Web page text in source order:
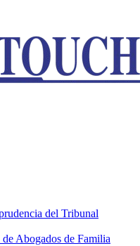
del Tribunal
Abogados de Familia